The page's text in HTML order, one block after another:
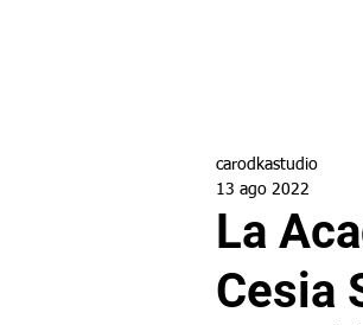
La
Cesia
carodkastudio
13 ago 2022